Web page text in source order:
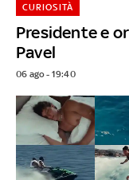
Presidente e
Pavel
CURIOSITÀ
06 ago - 19:40